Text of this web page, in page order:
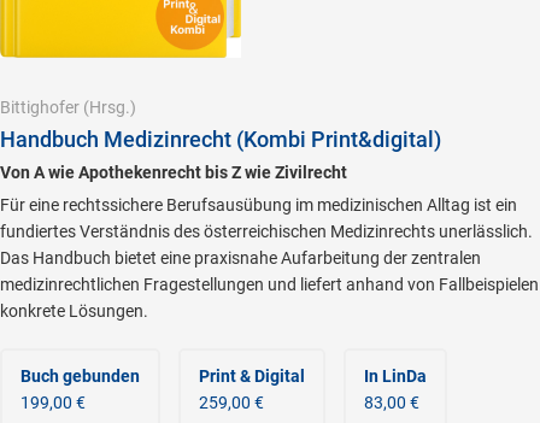
Bittighofer (Hrsg.)
Handbuch Medizinrecht (Kombi Print&digital)
Von A wie Apothekenrecht bis Z wie Zivilrecht
Für eine rechtssichere Berufsausübung im medizinischen Alltag ist ein
fundiertes Verständnis des österreichischen Medizinrechts unerlässlich.
Das Handbuch bietet eine praxisnahe Aufarbeitung der zentralen
medizinrechtlichen Fragestellungen und liefert anhand von Fallbeispielen
konkrete Lösungen.
Buch gebunden
199,00 €
Print & Digital
259,00 €
In LinDa
83,00 €